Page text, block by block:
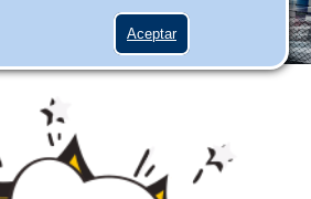
Aceptar